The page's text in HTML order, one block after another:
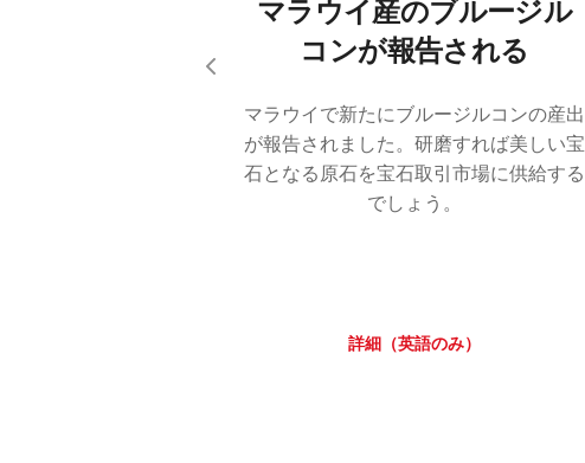
マラウイ産のブルージル
コンが報告される
マラウイで新たにブルージルコンの産出
が報告されました。研磨すれば美しい宝
石となる原石を宝石取引市場に供給する
でしょう。
詳細（英語のみ）